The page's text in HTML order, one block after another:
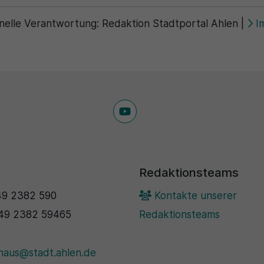
Verantwortung: Redaktion Stadtportal Ahlen
2382 590
2382 59465
Redaktionsteams
Kontakte unserer
Redaktionsteams